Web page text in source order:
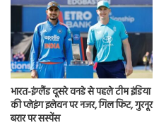
भारत-इंग्लैंड दूसरे वनडे से पहले टीम इंडिया
की प्लेइंग इलेवन पर नजर, गिल फिट, गुरनूर
बरार पर सस्पेंस